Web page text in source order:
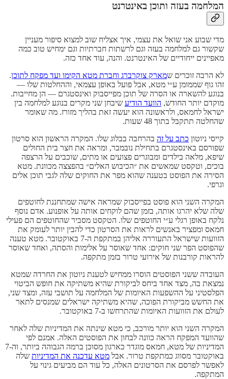
המלחמה בעזה ותוכן באינטרנט
מדי שבוע אני שואל את עצמי, איך אצליח שוב למצוא סיפור מעניין
שקשור גם למלחמה בעזה וגם לרשתות חברתיות וגם ימחיש טוב כמה
מאפיינים ייחודיים של האינטרנט. והנה, עוד אחד כזה.
לא הרבה זוכרים שמארק צוקרברג וחברת מטא הקימו ועד מפקח לתוכן.
זהו גוף שממומן ע״י מטא, אבל פועל באופן עצמאי, וההחלטות שלו —
בנוגע להשארה או הסרה של תוכן מפייסבוק ואינסטגרם — הן מחייבות.
מוקדם יותר החודש, הוועד הודיע שיבחן שני מקרים בנוגע למלחמה בין
ישראל לחמאס, ולראשונה הוא יעשה זאת בהליך מזורז. מה שאומר
שהחלטה תתקבל בתוך 48 שעות.
קייסי ניוטון כתב על זה בהרחבה בבלוג שלו. המקרה הראשון הוא סרטון
שפורסם באינסטגרם בתחילת נובמבר, ומראה את חצר בית החולים
שיפא, מלאה בילדים ומבוגרים פצועים או מתים, שוכבים על הרצפה
בוכים, וטקסט שמאשים את ״הכיבוש האלים״ בהפצצה מכוונת. מטא
הסירה את הפוסט בטענה שהוא מפר את החוקים שלה לגבי תוכן אלים
וגרפי.
המקרה השני הוא פוסט בפייסבוק שמראה אישה שמתחננת לחוטפים
שלה שלא יהרגו אותה, בזמן שהם לוקחים אותה על אופנוע. אדם נוסף
נלקח באופן רגלי ע״י החוטפים שלו. הטקסט מסביר שהחוטפים הם פעילי
חמאס ומפציר באנשים לראות את הסרטון כדי להבין יותר לעומק את
הזוועות שישראל התעוררה אליהן במתקפת ה-7 באוקטובר. מטא טענה
שהפוסט הפר שני חוקים: אחד שאוסר על אלימות והסתה, ואחד שאוסר
להראות קורבנות של אירועי טרור בזמן מתקפה.
העובדה ששני הפוסטים הוסרו ממחיש לטענת ניוטון את החרדה שמטא
נמצאת בה, מצד אחד ביחס לביקורת שהיא משתיקה את חופש הביטוי
הפלסטיני על ההשפעות האיומות של המלחמה על תושבי עזה, ומצד שני,
את החשש מביקורת הפוכה, שהיא משתיקה ישראלים שמנסים לתאר
לעולם את הזוועות האיומות שהתרחשו ב-7 באוקטובר.
המקרה השני הוא יותר מורכב, כי מטא שינתה את המדיניות שלה לאחר
שהוועד המפקח הראה כוונה לבחון את הפוסטים האלה. אמנם לפי
המדיניות של מטא, חמאס מוגדר כארגון מסוכן ברמה הגבוהה ביותר, וה-7
באוקטובר מסווג כמתקפת טרור. אבל מטא עדכנה את המדיניות שלה
לאפשר לפרסם את הסרטונים האלה, כל עוד הם מביעים גינוי על
המתקפה.